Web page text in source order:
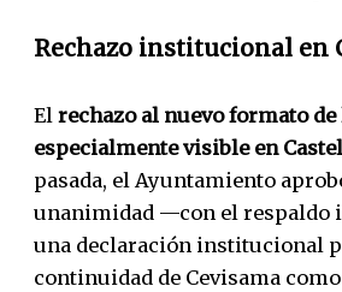
Rechazo institucional en
El rechazo al nuevo formato de
especialmente visible en
pasada, el Ayuntamiento
unanimidad —con el respaldo
una declaración institucional
continuidad de Cevisama